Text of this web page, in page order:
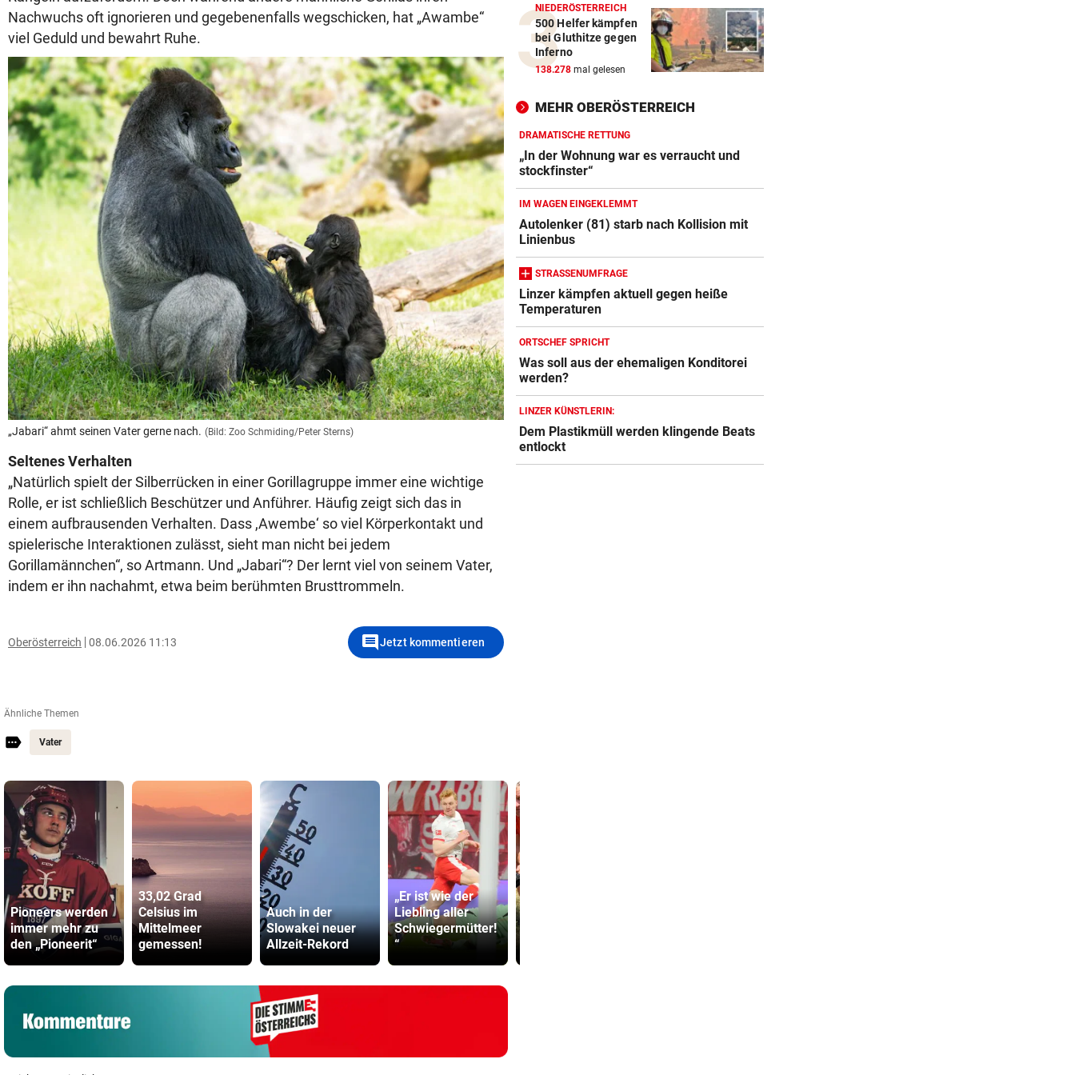
Nachwuchs oft ignorieren und gegebenenfalls wegschicken, hat „Awambe“
viel Geduld und bewahrt Ruhe.
„Jabari“ ahmt seinen Vater gerne nach. (Bild: Zoo Schmiding/Peter Sterns)
Seltenes Verhalten
„Natürlich spielt der Silberrücken in einer Gorillagruppe immer eine wichtige
Rolle, er ist schließlich Beschützer und Anführer. Häufig zeigt sich das in
einem aufbrausenden Verhalten. Dass ,Awembe‘ so viel Körperkontakt und
spielerische Interaktionen zulässt, sieht man nicht bei jedem
Gorillamännchen“, so Artmann. Und „Jabari“? Der lernt viel von seinem Vater,
indem er ihn nachahmt, etwa beim berühmten Brusttrommeln.
Oberösterreich 08.06.2026 11:13 commentJetzt kommentieren
Ähnliche Themen
Vater
Pioneers werden
immer mehr zu
den „Pioneerit“
33,02 Grad
Celsius im
Mittelmeer
gemessen!
Auch in der
Slowakei neuer
Allzeit-Rekord
„Er ist wie der
Liebling aller
Schwiegermütter!
“
NIEDERÖSTERREICH
500 Helfer kämpfen
bei Gluthitze gegen
Inferno
138.278 mal gelesen
MEHR OBERÖSTERREICH
DRAMATISCHE RETTUNG
„In der Wohnung war es verraucht und
stockfinster“
IM WAGEN EINGEKLEMMT
Autolenker (81) starb nach Kollision mit
Linienbus
STRASSENUMFRAGE
Linzer kämpfen aktuell gegen heiße
Temperaturen
ORTSCHEF SPRICHT
Was soll aus der ehemaligen Konditorei
werden?
LINZER KÜNSTLERIN:
Dem Plastikmüll werden klingende Beats
entlockt